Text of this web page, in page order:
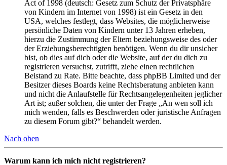
Act of 1998 (deutsch: Gesetz zum Schutz der Privatsphäre
von Kindern im Internet von 1998) ist ein Gesetz in den
USA, welches festlegt, dass Websites, die möglicherweise
persönliche Daten von Kindern unter 13 Jahren erheben,
hierzu die Zustimmung der Eltern beziehungsweise des oder
der Erziehungsberechtigten benötigen. Wenn du dir unsicher
bist, ob dies auf dich oder die Website, auf der du dich zu
registrieren versuchst, zutrifft, ziehe einen rechtlichen
Beistand zu Rate. Bitte beachte, dass phpBB Limited und der
Besitzer dieses Boards keine Rechtsberatung anbieten kann
und nicht die Anlaufstelle für Rechtsangelegenheiten jeglicher
Art ist; außer solchen, die unter der Frage „An wen soll ich
mich wenden, falls es Beschwerden oder juristische Anfragen
zu diesem Forum gibt?“ behandelt werden.
Nach oben
Warum kann ich mich nicht registrieren?